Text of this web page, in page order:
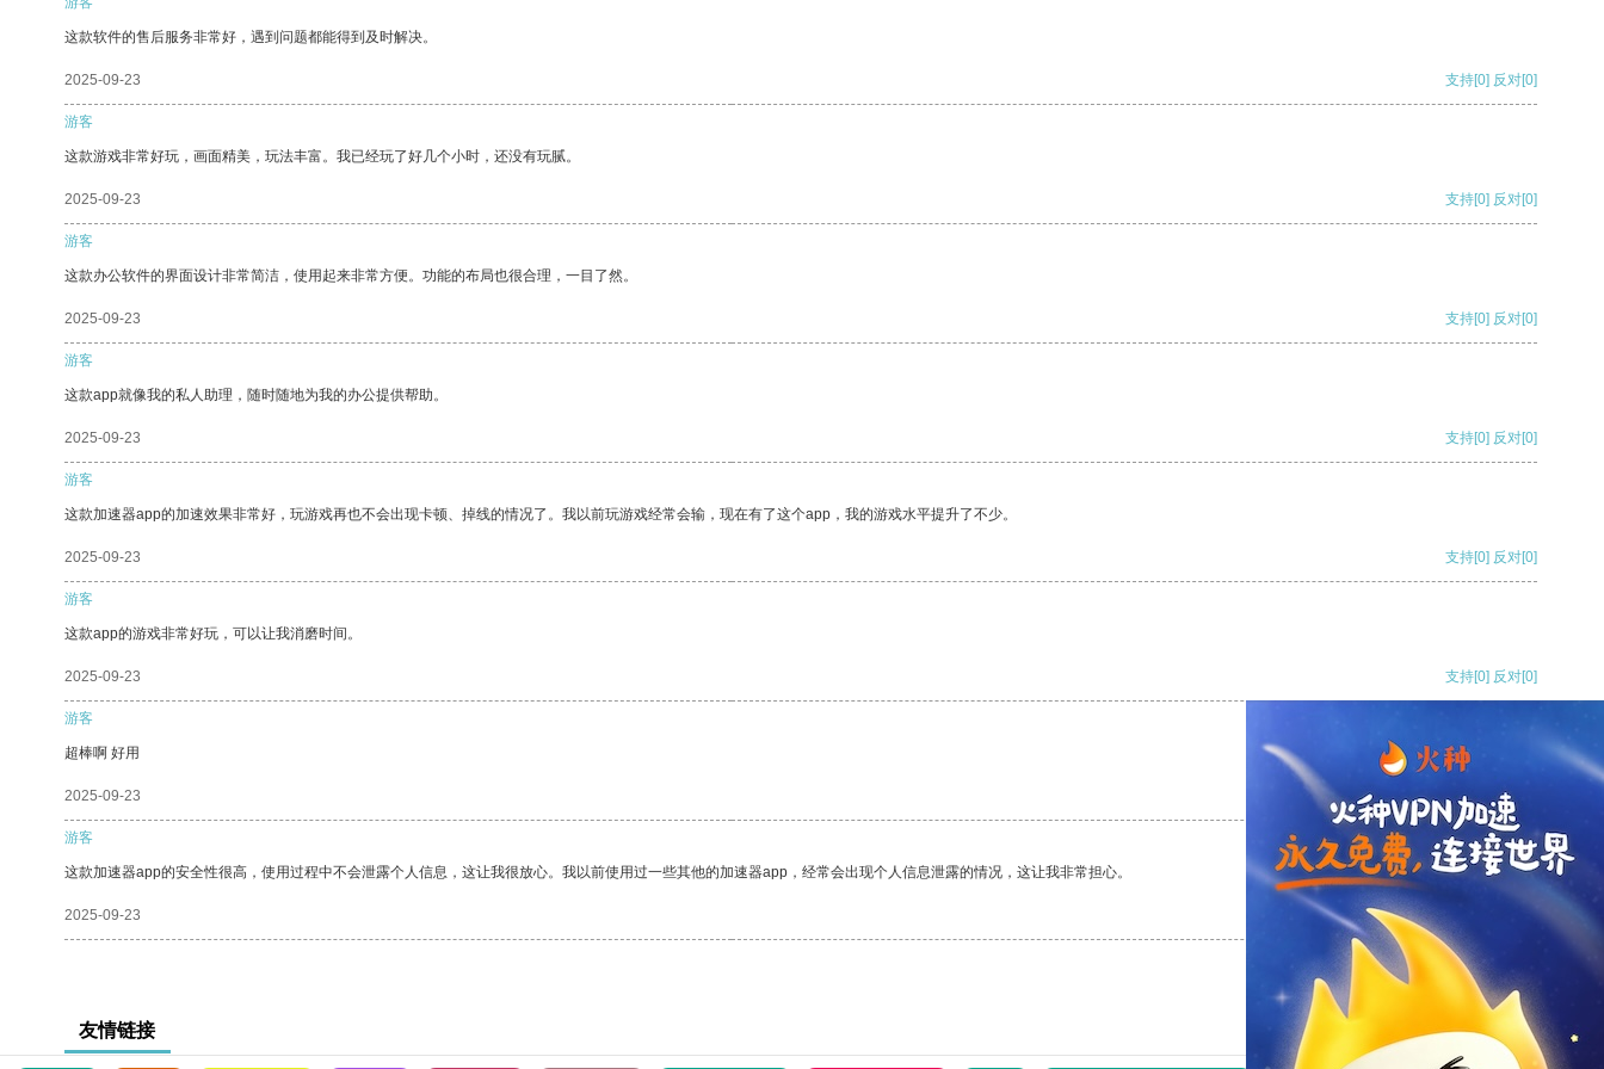
这款软件的售后服务非常好，遇到问题都能得到及时解决。
2025-09-23 支持[0] 反对[0]
游客
这款游戏非常好玩，画面精美，玩法丰富。我已经玩了好几个小时，还没有玩腻。
2025-09-23 支持[0] 反对[0]
游客
这款办公软件的界面设计非常简洁，使用起来非常方便。功能的布局也很合理，一目了然。
2025-09-23 支持[0] 反对[0]
游客
这款app就像我的私人助理，随时随地为我的办公提供帮助。
2025-09-23 支持[0] 反对[0]
游客
这款加速器app的加速效果非常好，玩游戏再也不会出现卡顿、掉线的情况了。我以前玩游戏经常会输，现在有了这个app，我的游戏水平提升了不少。
2025-09-23 支持[0] 反对[0]
游客
这款app的游戏非常好玩，可以让我消磨时间。
2025-09-23 支持[0] 反对[0]
游客
超棒啊 好用
2025-09-23 支持 反对
游客
这款加速器app的安全性很高，使用过程中不会泄露个人信息，这让我很放心。我以前使用过一些其他的加速器app，经常会出现个人信息泄露的情况，这让我非常担心。
2025-09-23 [0]
友情链接